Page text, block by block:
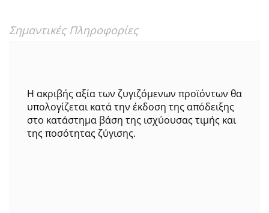
Σημαντικές Πληροφορίες
Η ακριβής αξία των ζυγιζόμενων προϊόντων θα
υπολογίζεται κατά την έκδοση της απόδειξης
στο κατάστημα βάση της ισχύουσας τιμής και
της ποσότητας ζύγισης.